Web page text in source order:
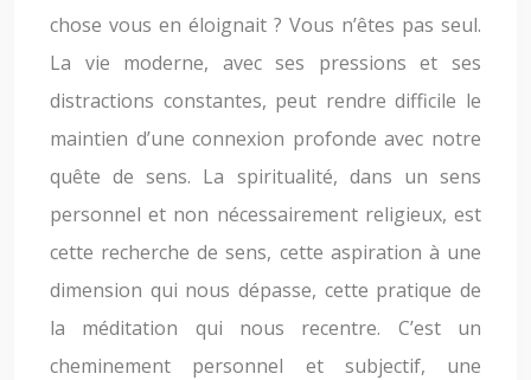
chose vous en éloignait ? Vous n’êtes pas seul.
La vie moderne, avec ses pressions et ses
distractions constantes, peut rendre difficile le
maintien d’une connexion profonde avec notre
quête de sens. La spiritualité, dans un sens
personnel et non nécessairement religieux, est
cette recherche de sens, cette aspiration à une
dimension qui nous dépasse, cette pratique de
la méditation qui nous recentre. C’est un
cheminement personnel et subjectif, une